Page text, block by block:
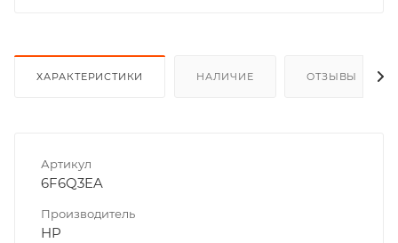
ХАРАКТЕРИСТИКИ НАЛИЧИЕ ОТЗЫВЫ
Артикул
6F6Q3EA
Производитель
HP